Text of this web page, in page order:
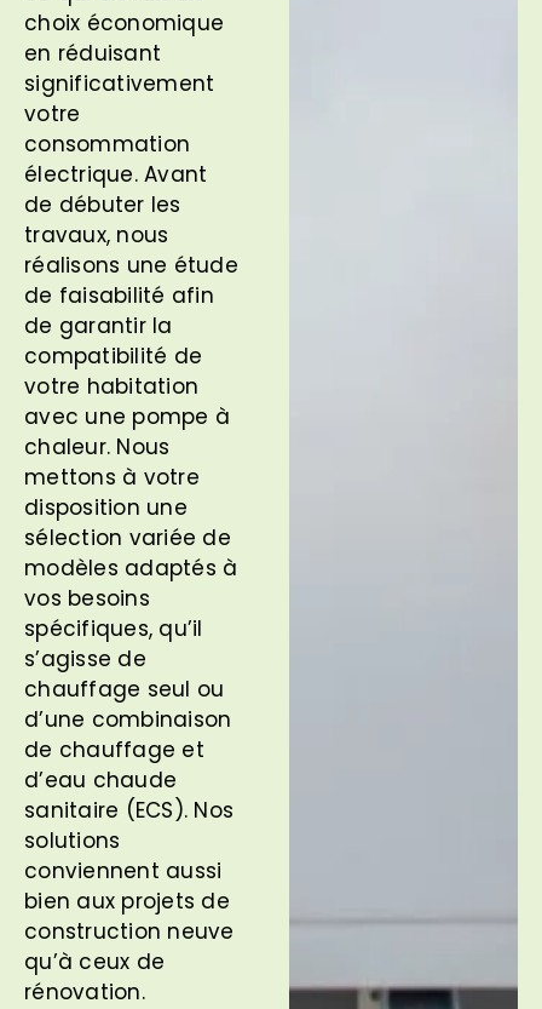
choix économique
en réduisant
significativement
votre
consommation
électrique. Avant
de débuter les
travaux, nous
réalisons une étude
de faisabilité afin
de garantir la
compatibilité de
votre habitation
avec une pompe à
chaleur. Nous
mettons à votre
disposition une
sélection variée de
modèles adaptés à
vos besoins
spécifiques, qu’il
s’agisse de
chauffage seul ou
d’une combinaison
de chauffage et
d’eau chaude
sanitaire (ECS). Nos
solutions
conviennent aussi
bien aux projets de
construction neuve
qu’à ceux de
rénovation.